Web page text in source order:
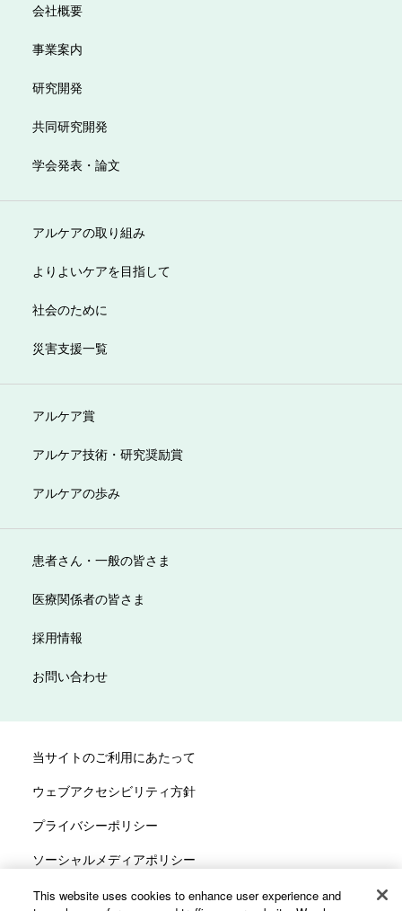
会社概要
事業案内
研究開発
共同研究開発
学会発表・論文
アルケアの取り組み
よりよいケアを目指して
社会のために
災害支援一覧
アルケア賞
アルケア技術・研究奨励賞
アルケアの歩み
患者さん・一般の皆さま
医療関係者の皆さま
採用情報
お問い合わせ
当サイトのご利用にあたって
ウェブアクセシビリティ方針
プライバシーポリシー
ソーシャルメディアポリシー
サイトマップ
This website uses cookies to enhance user experience and